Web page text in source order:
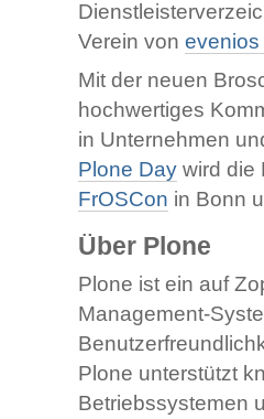
Verein von
Mit der neuen
hochwertiges
in Unternehmen
Plone Daywird die
FrOSCon in Bonn
Über Plone
Plone ist ein auf
Management-
Plone unterstützt
Betriebssystemen